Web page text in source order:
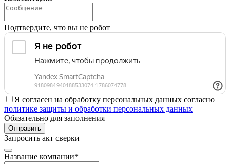
Подтвердите, что вы не робот
Я согласен на обработку персональных данных согласно
политике защиты и обработки персональных данных
Обязательно для заполнения
Отправить
Запросить акт сверки
Название компании*